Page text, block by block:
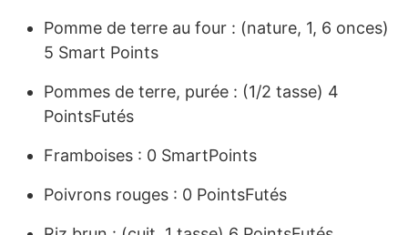
Pomme de terre au four : (nature, 1, 6 onces)
5 Smart Points
Pommes de terre, purée : (1/2 tasse) 4
PointsFutés
Framboises : 0 SmartPoints
Poivrons rouges : 0 PointsFutés